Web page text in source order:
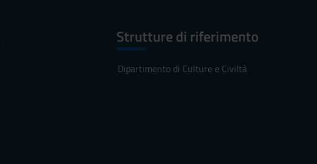
Strutture di riferimento
Dipartimento di Culture e Civiltà